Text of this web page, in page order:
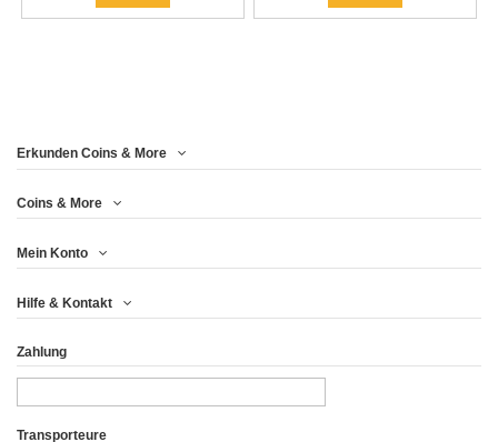
Auflage :
LOVE MAPLE...
66,63 €
Erkunden Coins & More
Coins & More
Mein Konto
Hilfe & Kontakt
Zahlung
Transporteure